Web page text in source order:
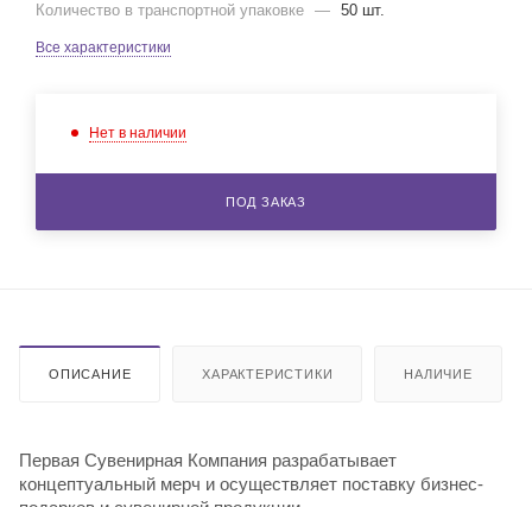
Количество в транспортной упаковке — 50 шт.
Все характеристики
Нет в наличии
ПОД ЗАКАЗ
ОПИСАНИЕ ХАРАКТЕРИСТИКИ НАЛИЧИЕ
Первая Сувенирная Компания разрабатывает
концептуальный мерч и осуществляет поставку бизнес-